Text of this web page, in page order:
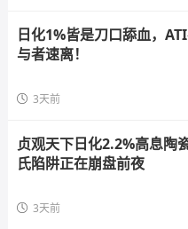
日化1%皆是刀口舔血，
与者速离！
3天前
贞观天下日化2.2%高息陶
氏陷阱正在崩盘前夜
3天前